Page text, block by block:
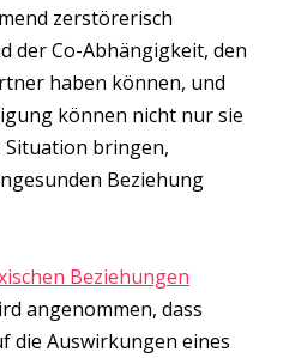
zerstörerisch
der Co-Abhängigkeit, den
haben können, und
können nicht nur sie
Situation bringen,
Beziehung
Beziehungen
angenommen, dass
die Auswirkungen eines